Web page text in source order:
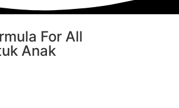
For All
Anak